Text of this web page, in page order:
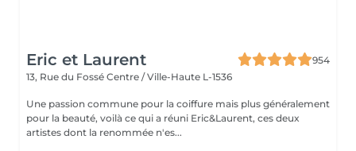
Eric et Laurent
954
13, Rue du Fossé Centre / Ville-Haute L-1536
Une passion commune pour la coiffure mais plus généralement
pour la beauté, voilà ce qui a réuni Eric&Laurent, ces deux
artistes dont la renommée n'es...